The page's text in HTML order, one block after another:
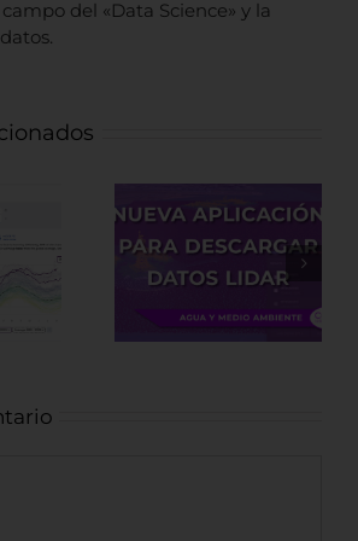
del «Data Science» y la
para
Fuentes de
datos LiDAR de
Arqueológicos